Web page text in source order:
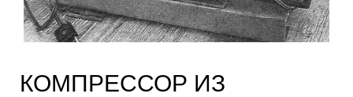
КОМПРЕССОР ИЗ